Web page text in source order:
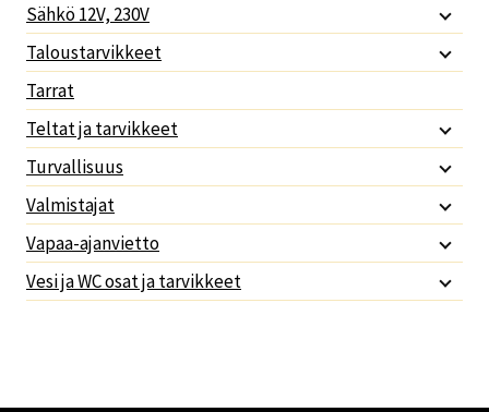
Sähkö 12V, 230V
Taloustarvikkeet
Tarrat
Teltat ja tarvikkeet
Turvallisuus
Valmistajat
Vapaa-ajanvietto
Vesi ja WC osat ja tarvikkeet